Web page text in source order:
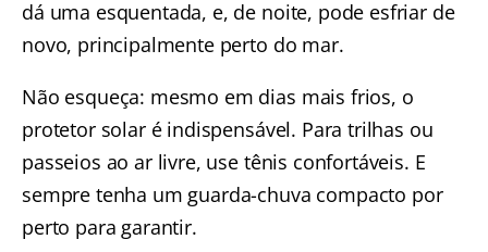
dá uma esquentada, e, de noite, pode esfriar de
novo, principalmente perto do mar.
Não esqueça: mesmo em dias mais frios, o
protetor solar é indispensável. Para trilhas ou
passeios ao ar livre, use tênis confortáveis. E
sempre tenha um guarda-chuva compacto por
perto para garantir.